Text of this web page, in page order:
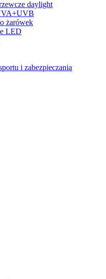
daylight
żarówek
LED
i zabezpieczania